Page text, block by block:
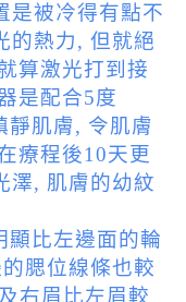
是被冷得有點不
的熱力, 但就絕
算激光打到接
是配合5度
靜肌膚, 令肌膚
療程後10天更
澤, 肌膚的幼紋
顯比左邊面的輪
腮位線條也較
右眉比左眉較